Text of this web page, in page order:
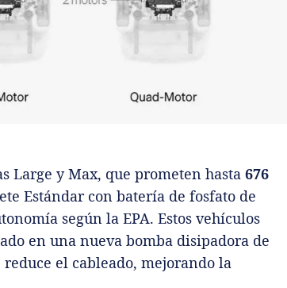
Large y Max, que prometen hasta 676
Estándar con batería de fosfato de
según la EPA. Estos vehículos
en una nueva bomba disipadora de
el cableado, mejorando la